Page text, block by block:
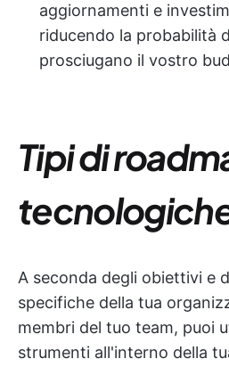
aggiornamenti e
riducendo la probabilità
prosciugano il vostro
Tipi di
A seconda degli obiettivi e
specifiche della tua
membri del tuo team, puoi
strumenti all'interno della